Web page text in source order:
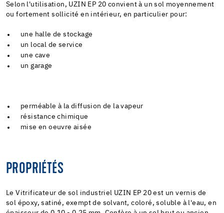
Selon l'utilisation, UZIN EP 20 convient à un sol moyennement
ou fortement sollicité en intérieur, en particulier pour:
une halle de stockage
un local de service
une cave
un garage
perméable à la diffusion de la vapeur
résistance chimique
mise en oeuvre aisée
PROPRIÉTÉS
Le Vitrificateur de sol industriel UZIN EP 20 est un vernis de
sol époxy, satiné, exempt de solvant, coloré, soluble à l'eau, en